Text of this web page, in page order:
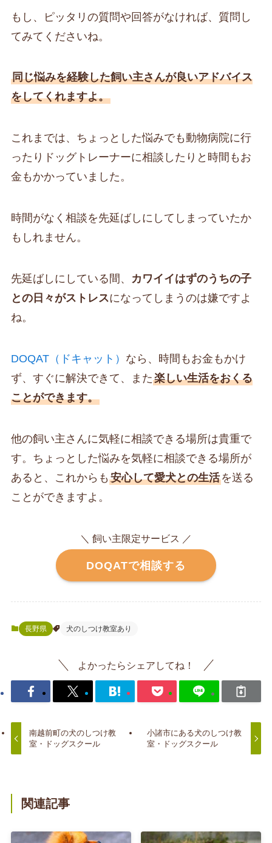
もし、ピッタリの質問や回答がなければ、質問し
てみてくださいね。
同じ悩みを経験した飼い主さんが良いアドバイス
をしてくれますよ。
これまでは、ちょっとした悩みでも動物病院に行
ったりドッグトレーナーに相談したりと時間もお
金もかかっていました。
時間がなく相談を先延ばしにしてしまっていたか
もしれません。
先延ばしにしている間、
カワイイはずのうちの子
との日々がストレスになってしまうのは嫌ですよ
ね。
DOQAT（ドキャット） なら、時間もお金もかけ
ず、すぐに解決できて、また楽しい生活をおくる
ことができます。
他の飼い主さんに気軽に相談できる場所は貴重で
す。ちょっとした悩みを気軽に相談できる場所が
あると、これからも 安心して愛犬との生活を送る
ことができますよ。
＼ 飼い主限定サービス ／
DOQATで相談する
長野県 犬のしつけ教室あり
よかったらシェアしてね！
南越前町の犬のしつけ教
室・ドッグスクール
小諸市にある犬のしつけ教
室・ドッグスクール
関連記事